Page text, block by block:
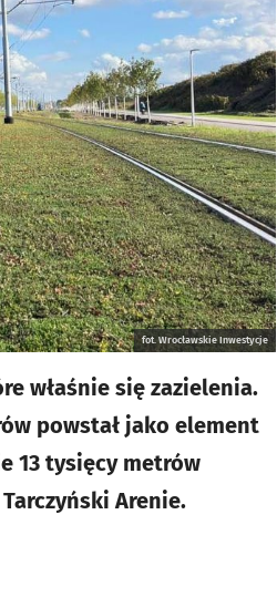
fot. Wrocławskie Inwestycje
właśnie się zazielenia.
powstał jako element
13 tysięcy metrów
Arenie.